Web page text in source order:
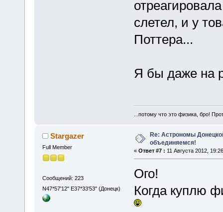
слетел, и у
Поттера...
Я бы даже на
...потому что это физика, бро!
Stargazer
Full Member
Сообщений: 223
N47*57'12" E37*33'53" (Донецк)
Re: Астрономы
объединяемся!
« Ответ #7 : 11 Августа 2012,
Ого!
Когда куплю